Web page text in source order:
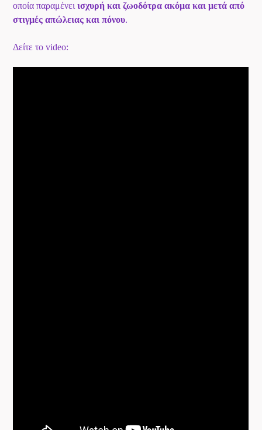
οποία παραμένειισχυρή και ζωοδότρα ακόμα και μετά από
στιγμές απώλειας και πόνου.
Δείτε το video: